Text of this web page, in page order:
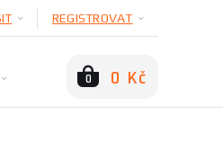
REGISTROVAT
0 0 Kč